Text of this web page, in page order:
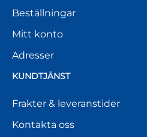
Beställningar
Mitt konto
Adresser
KUNDTJÄNST
Frakter & leveranstider
Kontakta oss